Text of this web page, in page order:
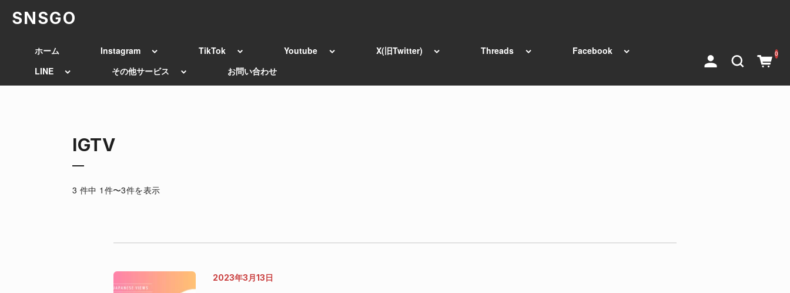
SNSGO
ホーム Instagram TikTok Youtube X(旧Twitter) Threads
Facebook
LINE
その他サービス お問い合わせ
0
IGTV
3 件中 1件〜3件を表示
2023年3月13日